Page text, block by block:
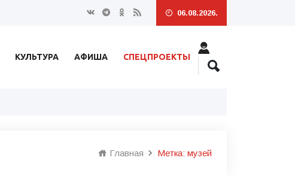
06.08.2026.
КУЛЬТУРА АФИША СПЕЦПРОЕКТЫ
Главная Метка: музей